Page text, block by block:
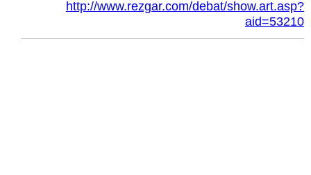
http://www.rezgar.com/debat/show.art.asp?
aid=53210